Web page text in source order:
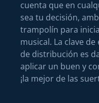
cuenta que en
sea tu decisión,
trampolín para
musical. La clave
de distribución es
aplicar un buen y
¡la mejor de las